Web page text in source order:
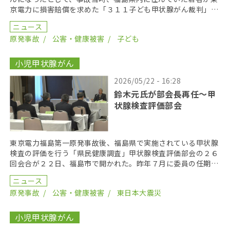
京電力に損害賠償を求めた「３１１子ども甲状腺がん裁判」の
第１８回口頭弁論が２０２６年６月１７日に開かれた。裁 […]
ニュース
原発事故
公害・健康被害 子ども
小児甲状腺がん
2026/05/22 - 16:28
鈴木元氏が部会長再任〜甲
状腺検査評価部会
東京電力福島第一原発事故後、福島県で実施されている甲状腺
検査の評価を行う「県民健康調査」甲状腺検査評価部会の２６
回会合が２２日、福島市で開かれた。昨年７月に委員の任期を
終え、委員が改選されてから初の開催となり、鈴木元保内 […]
ニュース
原発事故
公害・健康被害 東日本大震災
小児甲状腺がん